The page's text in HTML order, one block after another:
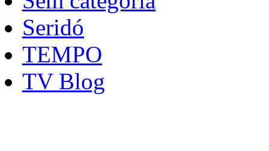
Seridó
TEMPO
TV Blog